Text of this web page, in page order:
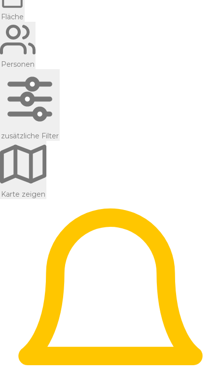
Fläche
Personen
zusätzliche Filter
Karte zeigen